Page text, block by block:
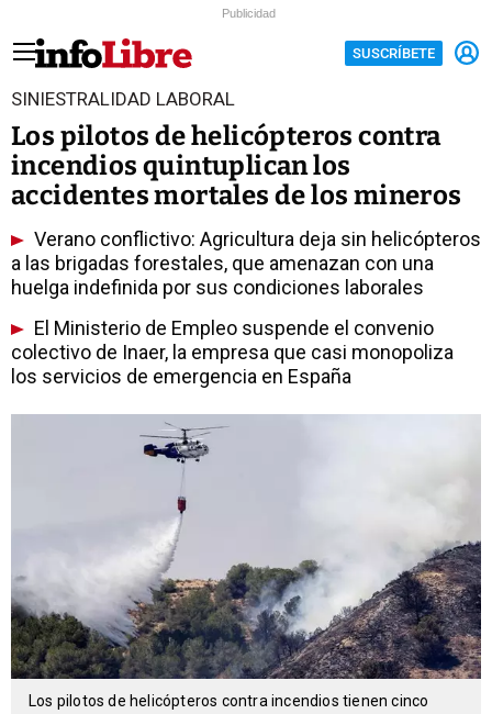
Publicidad
SUSCRÍBETE
SINIESTRALIDAD LABORAL
Los pilotos de helicópteros contra
incendios quintuplican los
accidentes mortales de los mineros
Verano conflictivo: Agricultura deja sin helicópteros
a las brigadas forestales, que amenazan con una
huelga indefinida por sus condiciones laborales
El Ministerio de Empleo suspende el convenio
colectivo de Inaer, la empresa que casi monopoliza
los servicios de emergencia en España
Los pilotos de helicópteros contra incendios tienen cinco